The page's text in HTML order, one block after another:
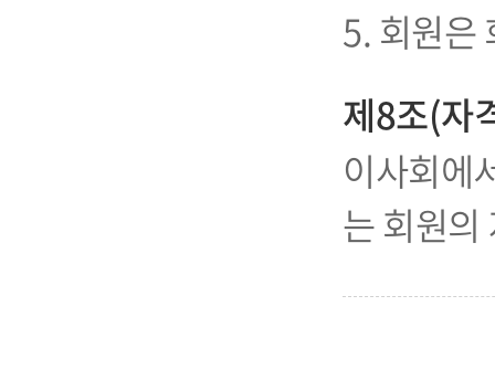
5. 회원은
제8조(자
이사회에
는 회원의